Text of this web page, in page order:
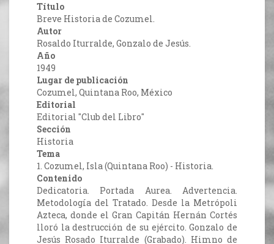
Título
Breve Historia de Cozumel.
Autor
Rosaldo Iturralde, Gonzalo de Jesús.
Año
1949
Lugar de publicación
Cozumel, Quintana Roo, México
Editorial
Editorial "Club del Libro"
Sección
Historia
Tema
1. Cozumel, Isla (Quintana Roo) - Historia.
Contenido
Dedicatoria. Portada Aurea. Advertencia.
Metodología del Tratado. Desde la Metrópoli
Azteca, donde el Gran Capitán Hernán Cortés
lloró la destrucción de su ejército. Gonzalo de
Jesús Rosado Iturralde (Grabado). Himno de